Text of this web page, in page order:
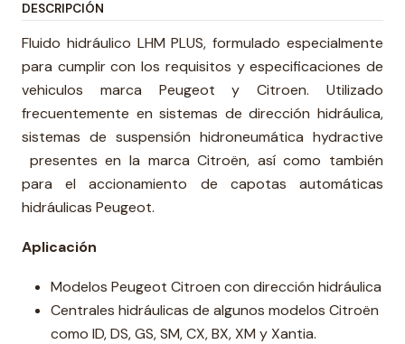
DESCRIPCIÓN
Fluido hidráulico LHM PLUS, formulado especialmente
para cumplir con los requisitos y especificaciones de
vehiculos marca Peugeot y Citroen. Utilizado
frecuentemente en sistemas de dirección hidráulica,
sistemas de suspensión hidroneumática hydractive
presentes en la marca Citroën, así como también
para el accionamiento de capotas automáticas
hidráulicas Peugeot.
Aplicación
Modelos Peugeot Citroen con dirección hidráulica
Centrales hidráulicas de algunos modelos Citroën
como ID, DS, GS, SM, CX, BX, XM y Xantia.